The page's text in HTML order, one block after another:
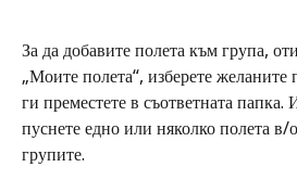
За да добавите полета към група,
„Моите полета“, изберете желаните
ги преместете в съответната
пуснете едно или няколко полета в/
групите.